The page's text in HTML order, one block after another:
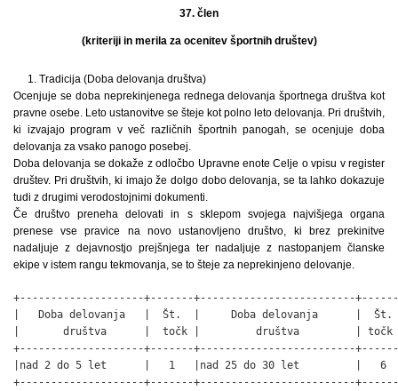
37. člen
(kriteriji in merila za ocenitev športnih društev)
1. Tradicija (Doba delovanja društva)
Ocenjuje se doba neprekinjenega rednega delovanja športnega društva kot
pravne osebe. Leto ustanovitve se šteje kot polno leto delovanja. Pri društvih,
ki izvajajo program v več različnih športnih panogah, se ocenjuje doba
delovanja za vsako panogo posebej.
Doba delovanja se dokaže z odločbo Upravne enote Celje o vpisu v register
društev. Pri društvih, ki imajo že dolgo dobo delovanja, se ta lahko dokazuje
tudi z drugimi verodostojnimi dokumenti.
Če društvo preneha delovati in s sklepom svojega najvišjega organa
prenese vse pravice na novo ustanovljeno društvo, ki brez prekinitve
nadaljuje z dejavnostjo prejšnjega ter nadaljuje z nastopanjem članske
ekipe v istem rangu tekmovanja, se to šteje za neprekinjeno delovanje.
+--------------------+-------+-------------------------
|   Doba delovanja   |  Št.  |     Doba delovanja      |
|       društva      |  točk |         društva         |
+--------------------+-------+-------------------------
|nad 2 do 5 let      |   1   |nad 25 do 30 let         |   6
+--------------------+-------+-------------------------